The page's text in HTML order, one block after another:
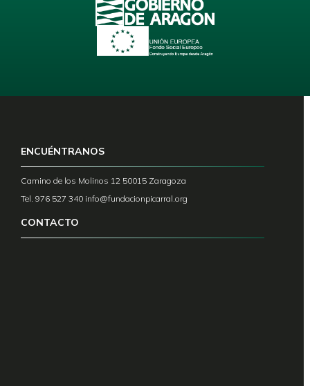
ENCUÉNTRANOS
Camino de los Molinos 12 50015 Zaragoza
Tel. 976 527 340 info@fundacionpicarral.org
CONTACTO